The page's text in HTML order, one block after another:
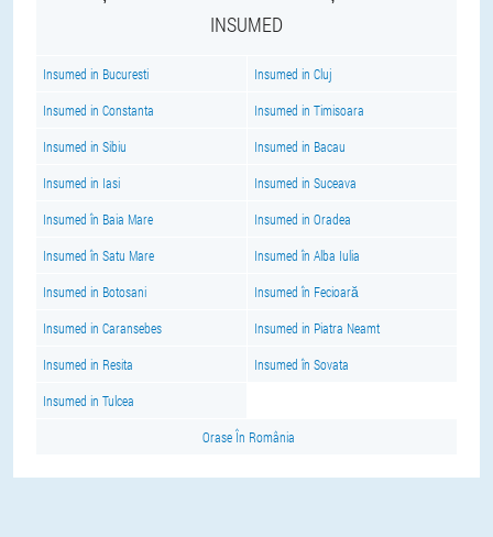
INSUMED
Insumed in Bucuresti Insumed in Cluj
Insumed in Constanta Insumed in Timisoara
Insumed in Sibiu Insumed in Bacau
Insumed in Iasi Insumed in Suceava
Insumed în Baia Mare Insumed in Oradea
Insumed în Satu Mare Insumed în Alba Iulia
Insumed in Botosani Insumed în Fecioară
Insumed in Caransebes Insumed in Piatra Neamt
Insumed in Resita Insumed în Sovata
Insumed in Tulcea
Orase În România